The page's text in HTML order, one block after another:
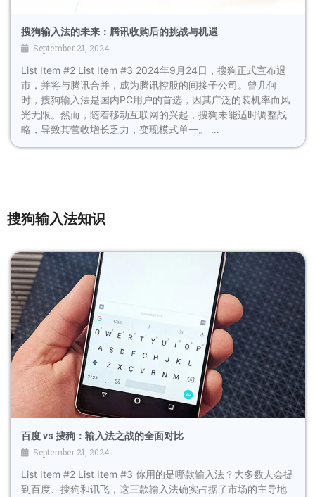
搜狗输入法的未来：腾讯收购后的挑战与机遇
September 21, 2024
List Item #2 List Item #3 2024年9月24日，搜狗正式宣布退
市，并将与腾讯合并，成为腾讯控股的间接子公司。曾几何
时，搜狗输入法是国内PC用户的首选，因其广泛的装机率而风
光无限。然而，随着移动互联网的兴起，搜狗未能适时调整战
略，导致其营收增长乏力，变现模式单一。 …
搜狗输入法知识
百度 vs 搜狗：输入法之战的全面对比
September 21, 2024
List Item #2 List Item #3 你用的是哪款输入法？大多数人会提
到百度、搜狗和讯飞，这三款输入法确实占据了市场的主导地